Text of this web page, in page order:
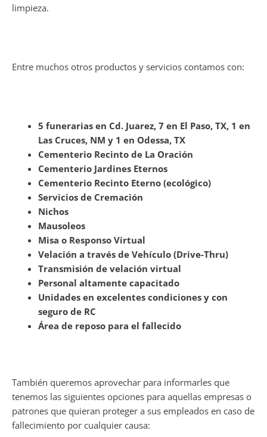
limpieza.
Entre muchos otros productos y servicios contamos con:
5 funerarias en Cd. Juarez, 7 en El Paso, TX, 1 en
Las Cruces, NM y 1 en Odessa, TX
Cementerio Recinto de La Oración
Cementerio Jardines Eternos
Cementerio Recinto Eterno (ecológico)
Servicios de Cremación
Nichos
Mausoleos
Misa o Responso Virtual
Velación a través de Vehículo (Drive-Thru)
Transmisión de velación virtual
Personal altamente capacitado
Unidades en excelentes condiciones y con
seguro de RC
Área de reposo para el fallecido
También queremos aprovechar para informarles que
tenemos las siguientes opciones para aquellas empresas o
patrones que quieran proteger a sus empleados en caso de
fallecimiento por cualquier causa: